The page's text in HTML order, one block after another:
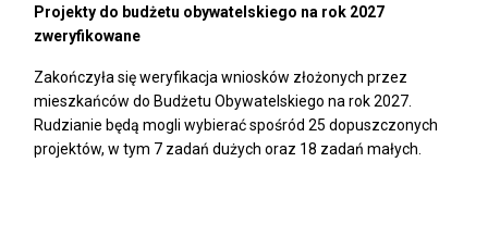
Projekty do budżetu obywatelskiego na rok 2027
zweryfikowane
Zakończyła się weryfikacja wniosków złożonych przez
mieszkańców do Budżetu Obywatelskiego na rok 2027.
Rudzianie będą mogli wybierać spośród 25 dopuszczonych
projektów, w tym 7 zadań dużych oraz 18 zadań małych.